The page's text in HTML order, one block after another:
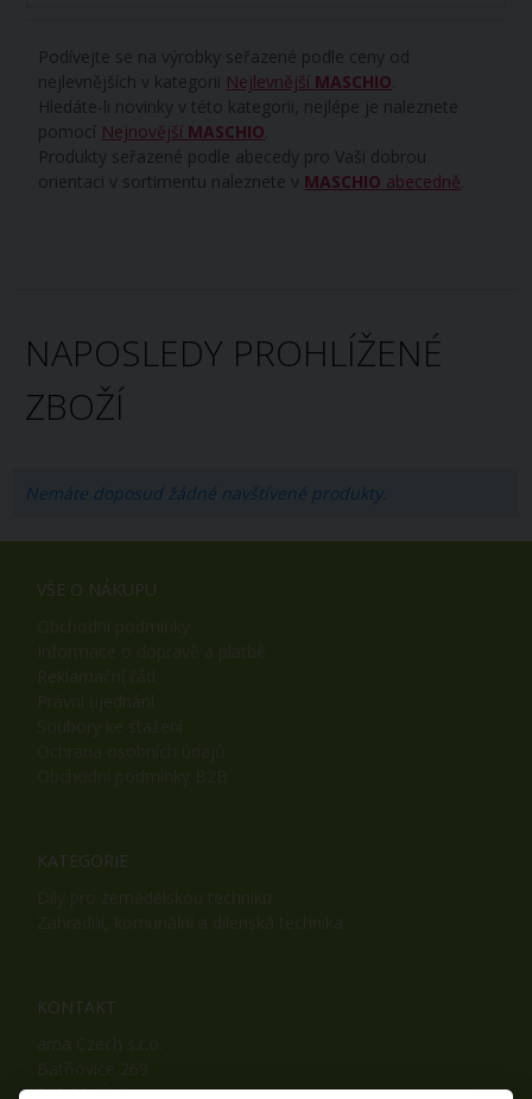
Podívejte se na výrobky seřazené podle ceny od
nejlevnějších v kategorii Nejlevnější MASCHIO
Hledáte-li novinky v této kategorii, nejlépe je naleznete
pomocí Nejnovější MASCHIO
Produkty seřazené podle abecedy pro Vaši dobrou
orientaci v sortimentu naleznete v MASCHIO abecedně
NAPOSLEDY PROHLÍŽENÉ
ZBOŽÍ
Nemáte doposud žádné navštívené produkty.
VŠE O NÁKUPU
KATEGORIE
KONTAKT
542 32, Úpice